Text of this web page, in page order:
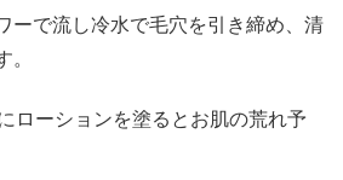
ーで流し冷水で毛穴を引き締め、清
。
ローションを塗るとお肌の荒れ予